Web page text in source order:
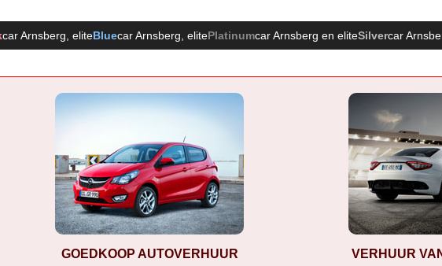
car Arnsberg , eliteBluecar Arnsberg , elitePlatinumcar Arnsberg en eliteSilvercar
GOEDKOOP AUTOVERHUUR VERHUUR